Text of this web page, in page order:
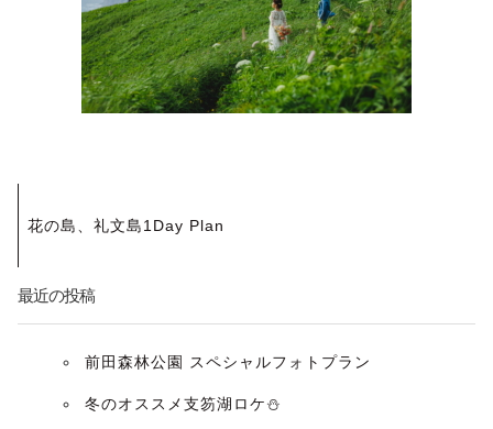
投
稿
ナ
花の島、礼文島1Day Plan
最近の投稿
前田森林公園 スペシャルフォトプラン
冬のオススメ支笏湖ロケ⛄️